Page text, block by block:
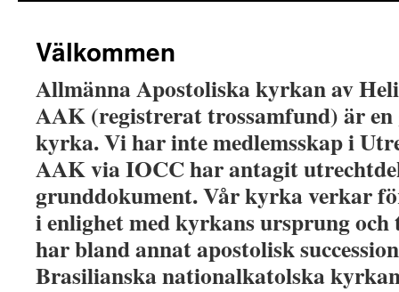
Välkommen
Allmänna Apostoliska kyrkan av
AAK (registrerat trossamfund) är
kyrka. Vi har inte medlemsskap i
AAK via IOCC har antagit
grunddokument. Vår kyrka verkar
i enlighet med kyrkans ursprung
har bland annat apostolisk
Brasilianska nationalkatolska